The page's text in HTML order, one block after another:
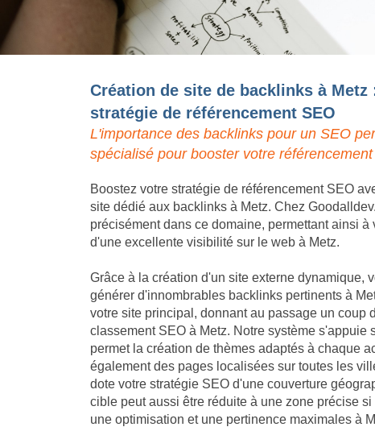
Création de site de backlinks à Metz
stratégie de référencement SEO
L'importance des backlinks pour un SEO
spécialisé pour booster votre référencement
Boostez votre stratégie de référencement SEO
site dédié aux backlinks à Metz. Chez
précisément dans ce domaine, permettant ainsi
d'une excellente visibilité sur le web à Metz.
Grâce à la création d'un site externe dynamique,
générer d'innombrables backlinks pertinents à
votre site principal, donnant au passage un coup
classement SEO à Metz. Notre système s'appuie
permet la création de thèmes adaptés à chaque
également des pages localisées sur toutes les
dote votre stratégie SEO d'une couverture
cible peut aussi être réduite à une zone précise
une optimisation et une pertinence maximales à